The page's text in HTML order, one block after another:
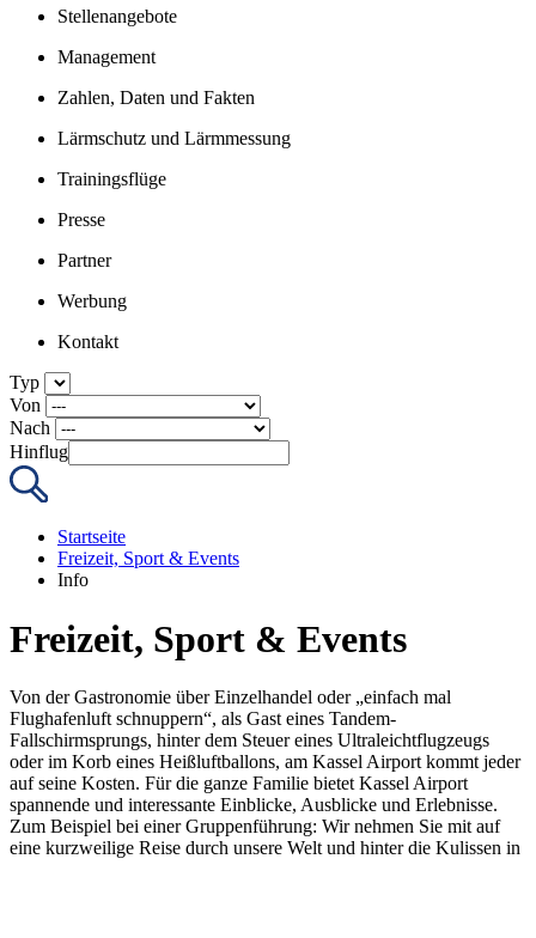
Stellenangebote
Management
Zahlen, Daten und Fakten
Lärmschutz und Lärmmessung
Trainingsflüge
Presse
Partner
Werbung
Kontakt
Typ
Von
Nach
Hinflug
Startseite
Freizeit, Sport & Events
Info
Freizeit, Sport & Events
Von der Gastronomie über Einzelhandel oder „einfach mal
Flughafenluft schnuppern“, als Gast eines Tandem-
Fallschirmsprungs, hinter dem Steuer eines Ultraleichtflugzeugs
oder im Korb eines Heißluftballons, am Kassel Airport kommt jeder
auf seine Kosten. Für die ganze Familie bietet Kassel Airport
spannende und interessante Einblicke, Ausblicke und Erlebnisse.
Zum Beispiel bei einer Gruppenführung: Wir nehmen Sie mit auf
eine kurzweilige Reise durch unsere Welt und hinter die Kulissen in